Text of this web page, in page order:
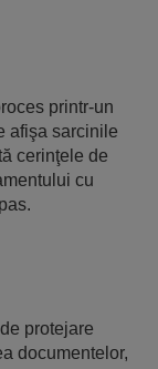
printr-un
afişa sarcinile
cerinţele de
cu
protejare
documentelor,